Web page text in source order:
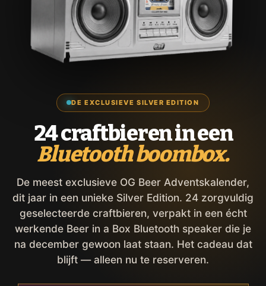
DE EXCLUSIEVE SILVER EDITION
24 craftbieren in een
Bluetooth boombox.
De meest exclusieve OG Beer Adventskalender,
dit jaar in een unieke Silver Edition. 24 zorgvuldig
geselecteerde craftbieren, verpakt in een écht
werkende Beer in a Box Bluetooth speaker die je
na december gewoon laat staan. Het cadeau dat
blijft — alleen nu te reserveren.